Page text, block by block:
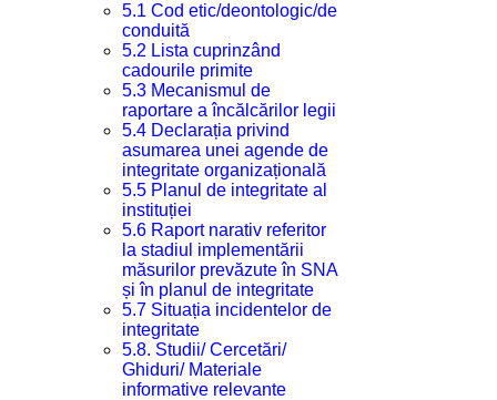
5.1 Cod etic/deontologic/de
conduită
5.2 Lista cuprinzând
cadourile primite
5.3 Mecanismul de
raportare a încălcărilor legii
5.4 Declarația privind
asumarea unei agende de
integritate organizațională
5.5 Planul de integritate al
instituției
5.6 Raport narativ referitor
la stadiul implementării
măsurilor prevăzute în SNA
și în planul de integritate
5.7 Situația incidentelor de
integritate
5.8. Studii/ Cercetări/
Ghiduri/ Materiale
informative relevante